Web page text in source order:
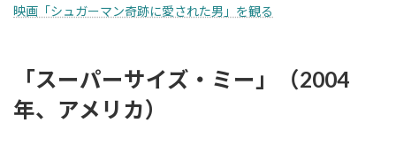
映画「シュガーマン奇跡に愛された男」を観る
「スーパーサイズ・ミー」（2004
年、アメリカ）